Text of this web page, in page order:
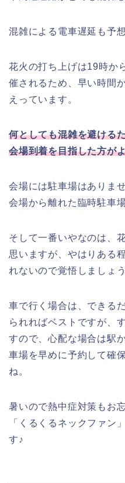
混雑による電車遅延も予
花火の打ち上げは19時か
催されるため、早い時間
えっています。
何としても混雑を避ける
会場到着を目指した方が
会場には駐車場はありま
会場から離れた臨時駐車
そして一番いやなのは、
思いますが、やはりある
れないので覚悟しましょう
車で行く場合は、できる
られればベストですが、
すので、心配な場合は駅
車場を早めに予約して確
ね。
暑いので熱中症対策もお
「くるくるネックファン
す♪